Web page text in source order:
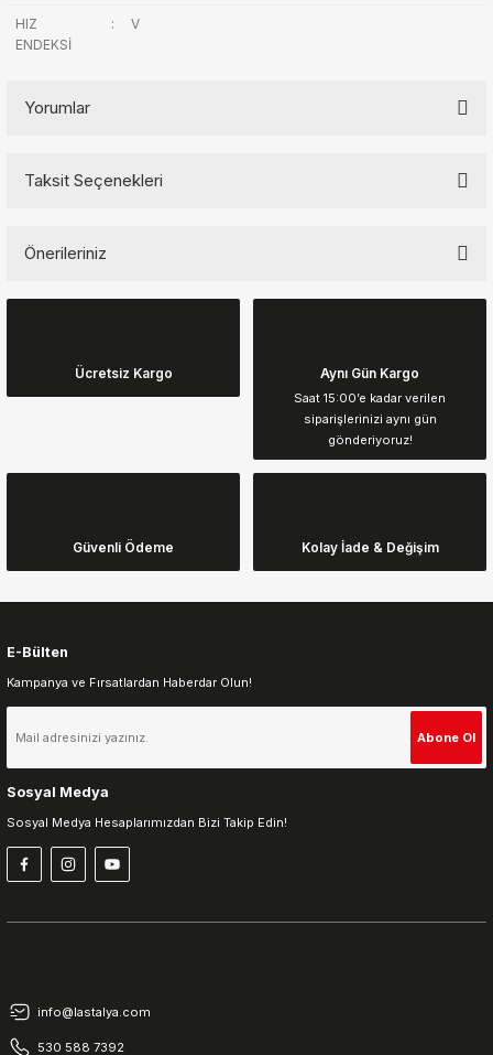
HIZ
ENDEKSİ
: V
Yorumlar
Taksit Seçenekleri
Önerileriniz
Görüş ve önerileriniz için teşekkür ederiz.
Ürün resmi kalitesiz, bozuk veya görüntülenemiyor.
Ürün açıklamasında eksik bilgiler bulunuyor.
Gönder
Ücretsiz Kargo Aynı Gün Kargo
Saat 15:00’e kadar verilen
siparişlerinizi aynı gün
gönderiyoruz!
Güvenli Ödeme Kolay İade & Değişim
E-Bülten
Kampanya ve Fırsatlardan Haberdar Olun!
Abone Ol
Sosyal Medya
Sosyal Medya Hesaplarımızdan Bizi Takip Edin!
info@lastalya.com
530 588 7392